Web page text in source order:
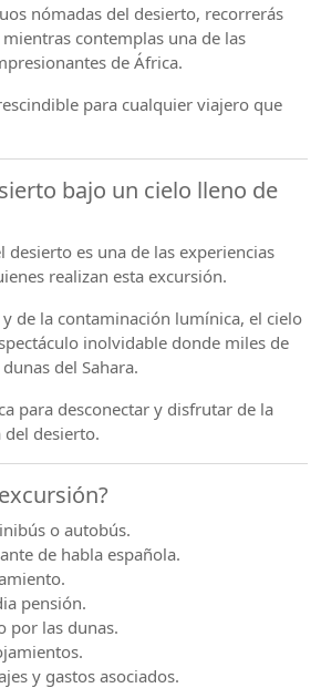
nómadas del desierto, recorrerás
mientras contemplas una de las
de África.
para cualquier viajero que
bajo un cielo lleno de
desierto es una de las experiencias
realizan esta excursión.
y de la contaminación lumínica, el cielo
inolvidable donde miles de
del Sahara.
para desconectar y disfrutar de la
desierto.
o autobús.
de habla española.
pensión.
por las dunas.
y gastos asociados.